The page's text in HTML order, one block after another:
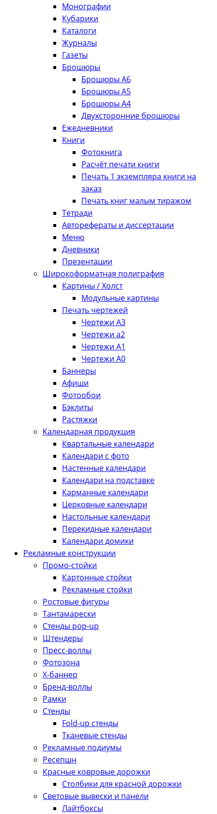
Монографии
Кубарики
Каталоги
Журналы
Газеты
Брошюры
Брошюры А6
Брошюры А5
Брошюры А4
Двухсторонние брошюры
Ежедневники
Книги
Фотокнига
Расчёт печати книги
Печать 1 экземпляра книги на
заказ
Печать книг малым тиражом
Тетради
Авторефераты и диссертации
Меню
Дневники
Презентации
Широкоформатная полиграфия
Картины / Холст
Модульные картины
Печать чертежей
Чертежи А3
Чертежи а2
Чертежи А1
Чертежи А0
Баннеры
Афиши
Фотообои
Бэклиты
Растяжки
Календарная продукция
Квартальные календари
Календари с фото
Настенные календари
Календари на подставке
Карманные календари
Церковные календари
Настольные календари
Перекидные календари
Календари домики
Рекламные конструкции
Промо-стойки
Картонные стойки
Рекламные стойки
Ростовые фигуры
Тантамарески
Стенды pop-up
Штендеры
Пресс-воллы
Фотозона
Х-баннер
Бренд-воллы
Рамки
Стенды
Fold-up стенды
Тканевые стенды
Рекламные подиумы
Ресепшн
Красные ковровые дорожки
Столбики для красной дорожки
Световые вывески и панели
Лайтбоксы